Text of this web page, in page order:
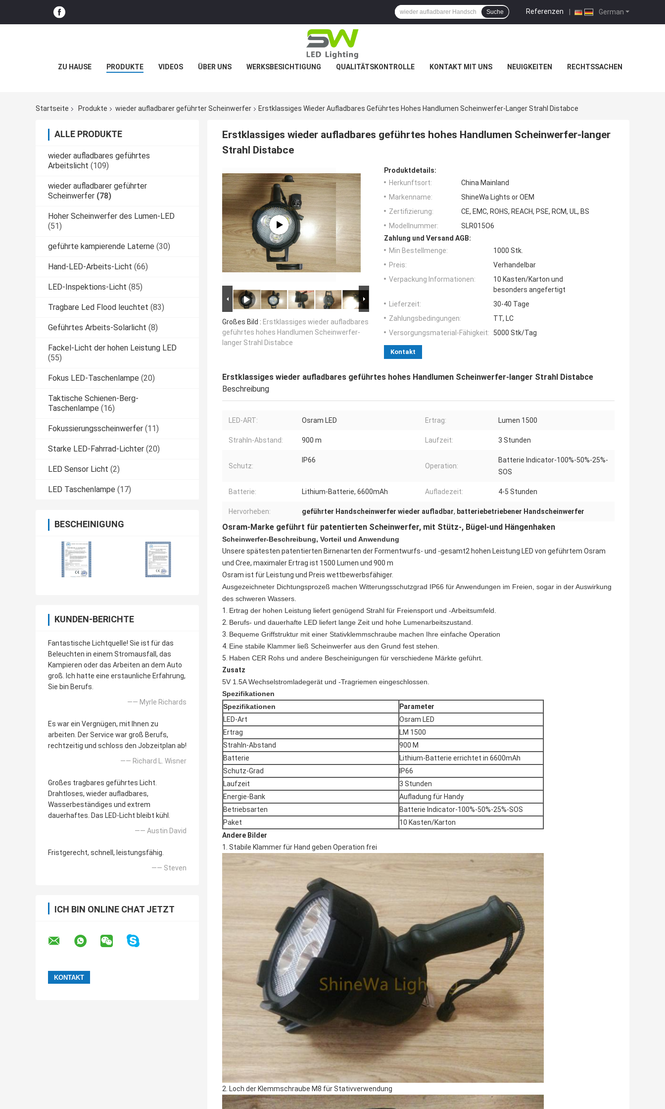
German
Referenzen |
Suche
ZU HAUSE PRODUKTE VIDEOS ÜBER UNS WERKSBESICHTIGUNG QUALITÄTSKONTROLLE KONTAKT MIT UNS NEUIGKEITEN RECHTSSACHEN
Startseite Produkte wieder aufladbarer geführter Scheinwerfer Erstklassiges Wieder Aufladbares Geführtes Hohes Handlumen Scheinwerfer-Langer Strahl Distabce
ALLE PRODUKTE
wieder aufladbares geführtes
Arbeitslicht (109)
wieder aufladbarer geführter
Scheinwerfer (78)
Hoher Scheinwerfer des Lumen-LED
(51)
geführte kampierende Laterne (30)
Hand-LED-Arbeits-Licht (66)
LED-Inspektions-Licht (85)
Tragbare Led Flood leuchtet (83)
Geführtes Arbeits-Solarlicht (8)
Fackel-Licht der hohen Leistung LED
(55)
Fokus LED-Taschenlampe (20)
Taktische Schienen-Berg-
Taschenlampe (16)
Fokussierungsscheinwerfer (11)
Starke LED-Fahrrad-Lichter (20)
LED Sensor Licht (2)
LED Taschenlampe (17)
BESCHEINIGUNG
KUNDEN-BERICHTE
Fantastische Lichtquelle! Sie ist für das
Beleuchten in einem Stromausfall, das
Kampieren oder das Arbeiten an dem Auto
groß. Ich hatte eine erstaunliche Erfahrung,
Sie bin Berufs.
—— Myrle Richards
Es war ein Vergnügen, mit Ihnen zu
arbeiten. Der Service war groß Berufs,
rechtzeitig und schloss den Jobzeitplan ab!
—— Richard L. Wisner
Großes tragbares geführtes Licht.
Drahtloses, wieder aufladbares,
Wasserbeständiges und extrem
dauerhaftes. Das LED-Licht bleibt kühl.
—— Austin David
Fristgerecht, schnell, leistungsfähig.
—— Steven
ICH BIN ONLINE CHAT JETZT
Erstklassiges wieder aufladbares geführtes hohes Handlumen Scheinwerfer-langer
Strahl Distabce
Großes Bild : Erstklassiges wieder aufladbares
geführtes hohes Handlumen Scheinwerfer-
langer Strahl Distabce
Produktdetails:
Herkunftsort:
China Mainland
Markenname:
ShineWa Lights or OEM
Zertifizierung:
CE, EMC, ROHS, REACH, PSE, RCM, UL, BS
Modellnummer:
SLR015O6
Zahlung und Versand AGB:
Min Bestellmenge:
1000 Stk.
Preis:
Verhandelbar
Verpackung Informationen:
10 Kasten/Karton und
besonders angefertigt
Lieferzeit:
30-40 Tage
Zahlungsbedingungen:
TT, LC
Versorgungsmaterial-Fähigkeit:
5000 Stk/Tag
Kontakt
Erstklassiges wieder aufladbares geführtes hohes Handlumen Scheinwerfer-langer Strahl Distabce
Beschreibung
LED-ART: Osram LED Ertrag: Lumen 1500
Strahln-Abstand: 900 m Laufzeit: 3 Stunden
Schutz:
IP66
Operation:
Batterie Indicator-100%-50%-25%-
SOS
Batterie: Lithium-Batterie, 6600mAh Aufladezeit: 4-5 Stunden
Hervorheben: geführter Handscheinwerfer wieder aufladbar, batteriebetriebener Handscheinwerfer
Osram-Marke geführt für patentierten Scheinwerfer, mit Stütz-, Bügel-und Hängenhaken
Scheinwerfer-Beschreibung, Vorteil und Anwendung
Unsere spätesten patentierten Birnenarten der Formentwurfs- und -gesamt2 hohen Leistung LED von geführtem Osram
und Cree, maximaler Ertrag ist 1500 Lumen und 900 m
Osram ist für Leistung und Preis wettbewerbsfähiger.
Ausgezeichneter Dichtungsprozeß machen Witterungsschutzgrad IP66 für Anwendungen im Freien, sogar in der Auswirkung
des schweren Wassers.
1. Ertrag der hohen Leistung liefert genügend Strahl für Freiensport und -Arbeitsumfeld.
2. Berufs- und dauerhafte LED liefert lange Zeit und hohe Lumenarbeitszustand.
3. Bequeme Griffstruktur mit einer Stativklemmschraube machen Ihre einfache Operation
4. Eine stabile Klammer ließ Scheinwerfer aus den Grund fest stehen.
5. Haben CER Rohs und andere Bescheinigungen für verschiedene Märkte geführt.
Zusatz
5V 1.5AWechselstromladegerät und -Tragriemen eingeschlossen.
Spezifikationen
Spezifikationen
Parameter
LED-Art
Osram LED
Ertrag
LM 1500
Strahln-Abstand
900 M
Batterie
Lithium-Batterie errichtet in 6600mAh
Schutz-Grad
IP66
Laufzeit
3 Stunden
Energie-Bank
Aufladung für Handy
Betriebsarten
Batterie Indicator-100%-50%-25%-SOS
Paket
10 Kasten/Karton
Andere Bilder
1. Stabile Klammer für Hand geben Operation frei
2. Loch der Klemmschraube M8 für Stativverwendung